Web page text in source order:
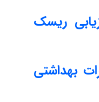
ریسک
بهداشتی